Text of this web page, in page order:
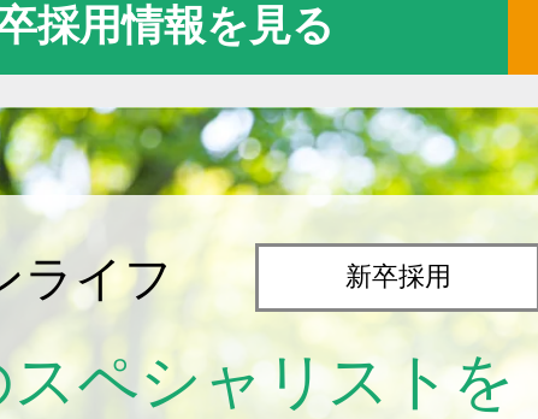
採用情報を見る
ライフ 新卒採用
ペシャリストを